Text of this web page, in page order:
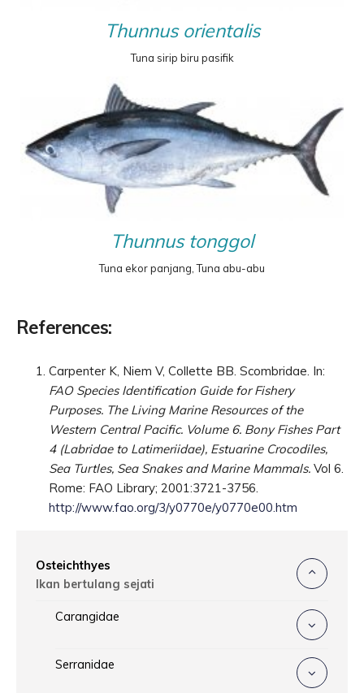
Thunnus orientalis
Tuna sirip biru pasifik
Thunnus tonggol
Tuna ekor panjang, Tuna abu-abu
References:
Carpenter K, Niem V, Collette BB. Scombridae. In:
FAO Species Identification Guide for Fishery
Purposes. The Living Marine Resources of the
Western Central Pacific. Volume 6. Bony Fishes Part
4 (Labridae to Latimeriidae), Estuarine Crocodiles,
Sea Turtles, Sea Snakes and Marine Mammals. Vol 6.
Rome: FAO Library; 2001:3721-3756.
http://www.fao.org/3/y0770e/y0770e00.htm
Osteichthyes
Ikan bertulang sejati
Carangidae
Serranidae